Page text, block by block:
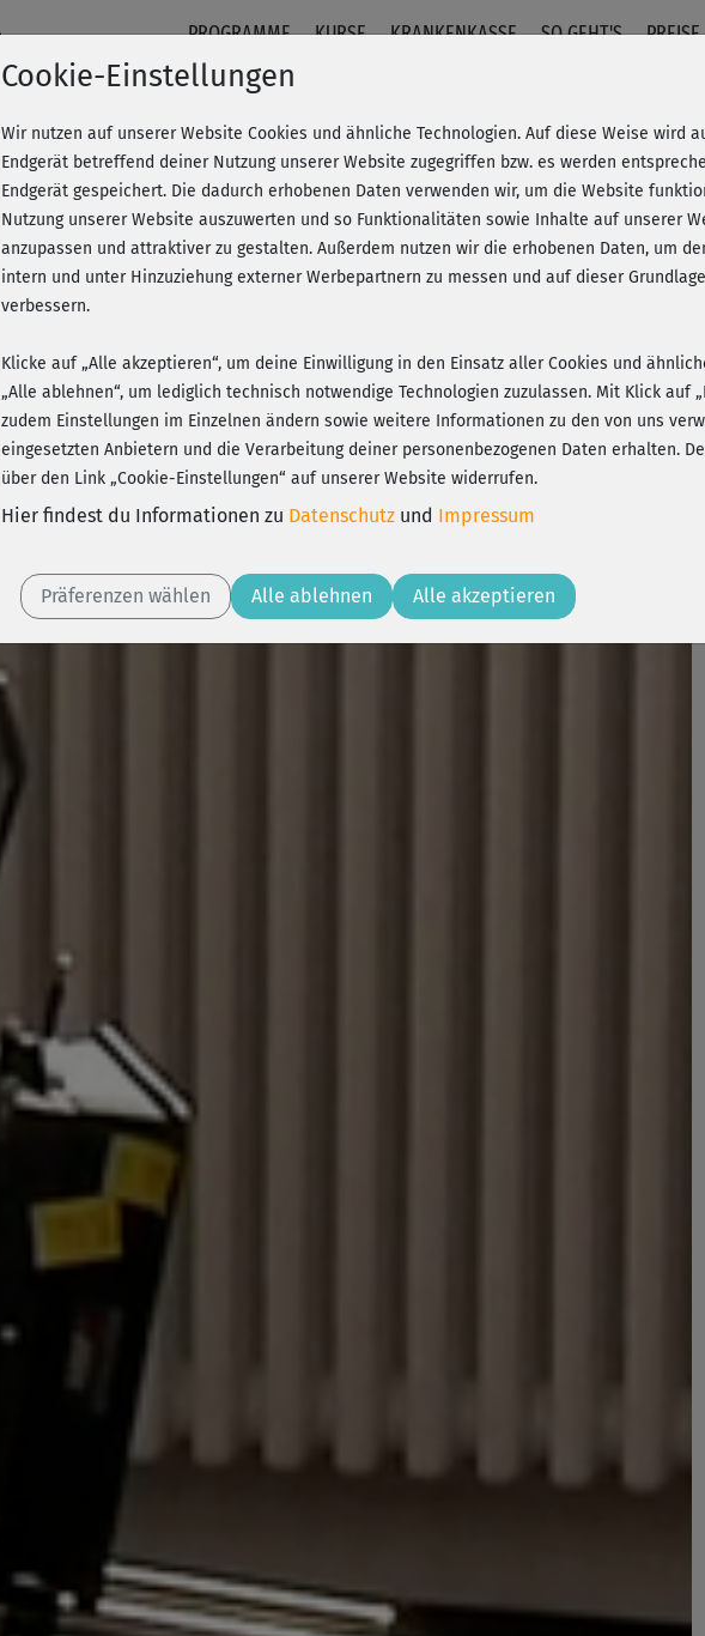
PROGRAMME KURSE KRANKENKASSE SO GEHT'S PREISE
Cookie-Einstellungen
Wir nutzen auf unserer Website Cookies und ähnliche Technologien. Auf diese Weise wird
Endgerät betreffend deiner Nutzung unserer Website zugegriffen bzw. es werden
Endgerät gespeichert. Die dadurch erhobenen Daten verwenden wir, um die Website
Nutzung unserer Website auszuwerten und so Funktionalitäten sowie Inhalte auf unserer
anzupassen und attraktiver zu gestalten. Außerdem nutzen wir die erhobenen Daten, um
intern und unter Hinzuziehung externer Werbepartnern zu messen und auf dieser
verbessern.
Klicke auf „Alle akzeptieren“, um deine Einwilligung in den Einsatz aller Cookies und
„Alle ablehnen“, um lediglich technisch notwendige Technologien zuzulassen. Mit Klick auf
zudem Einstellungen im Einzelnen ändern sowie weitere Informationen zu den von uns
eingesetzten Anbietern und die Verarbeitung deiner personenbezogenen Daten erhalten.
über den Link „Cookie-Einstellungen“ auf unserer Website widerrufen.
Hier findest du Informationen zu Datenschutz und Impressum
Präferenzen wählen Alle ablehnen Alle akzeptieren